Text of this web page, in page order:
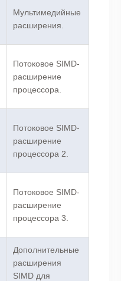
Мультимедийные
расширения.
Потоковое SIMD-
расширение
процессора.
Потоковое SIMD-
расширение
процессора 2.
Потоковое SIMD-
расширение
процессора 3.
Дополнительные
расширения
SIMD для